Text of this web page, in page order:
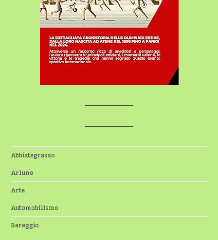
Abbiategrasso
Arluno
Arte
Automobilismo
Bareggio